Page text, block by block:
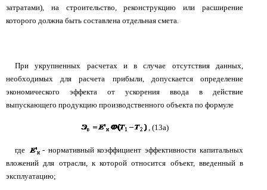
затратами), на строительство, реконструкцию или расширение
которого должна быть составлена отдельная смета.
При укрупненных расчетах и в случае отсутствия данных,
необходимых для расчета прибыли, допускается определение
экономического эффекта от ускорения ввода в действие
выпускающего продукцию производственного объекта по формуле
, (13а)
где
- нормативный коэффициент эффективности капитальных
вложений для отрасли, к которой относится объект, введенный в
эксплуатацию;